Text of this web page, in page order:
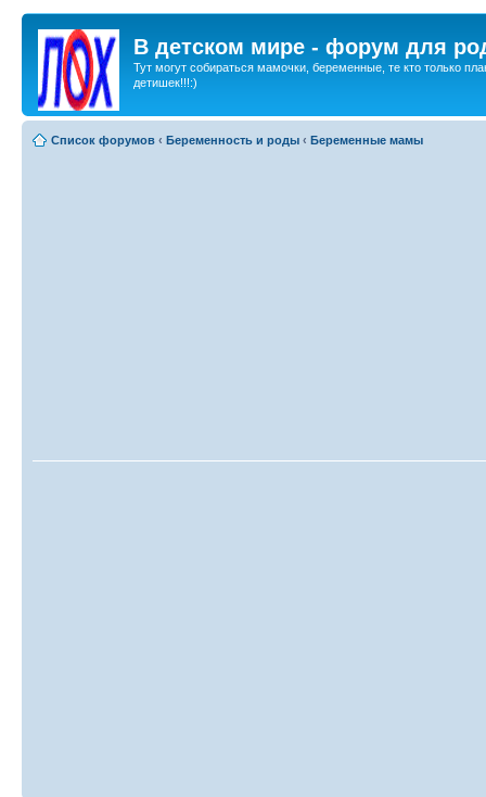
В детском мире - форум для
Тут могут собираться мамочки, беременные, те кто только
детишек!!!:)
Список форумов ‹ Беременность и роды ‹ Беременные мамы